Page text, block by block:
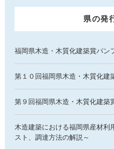
県の発
福岡県木造・木質化建築賞パン
第１０回福岡県木造・木質化建
第９回福岡県木造・木質化建築
木造建築における福岡県産材利
スト、調達方法の解説～